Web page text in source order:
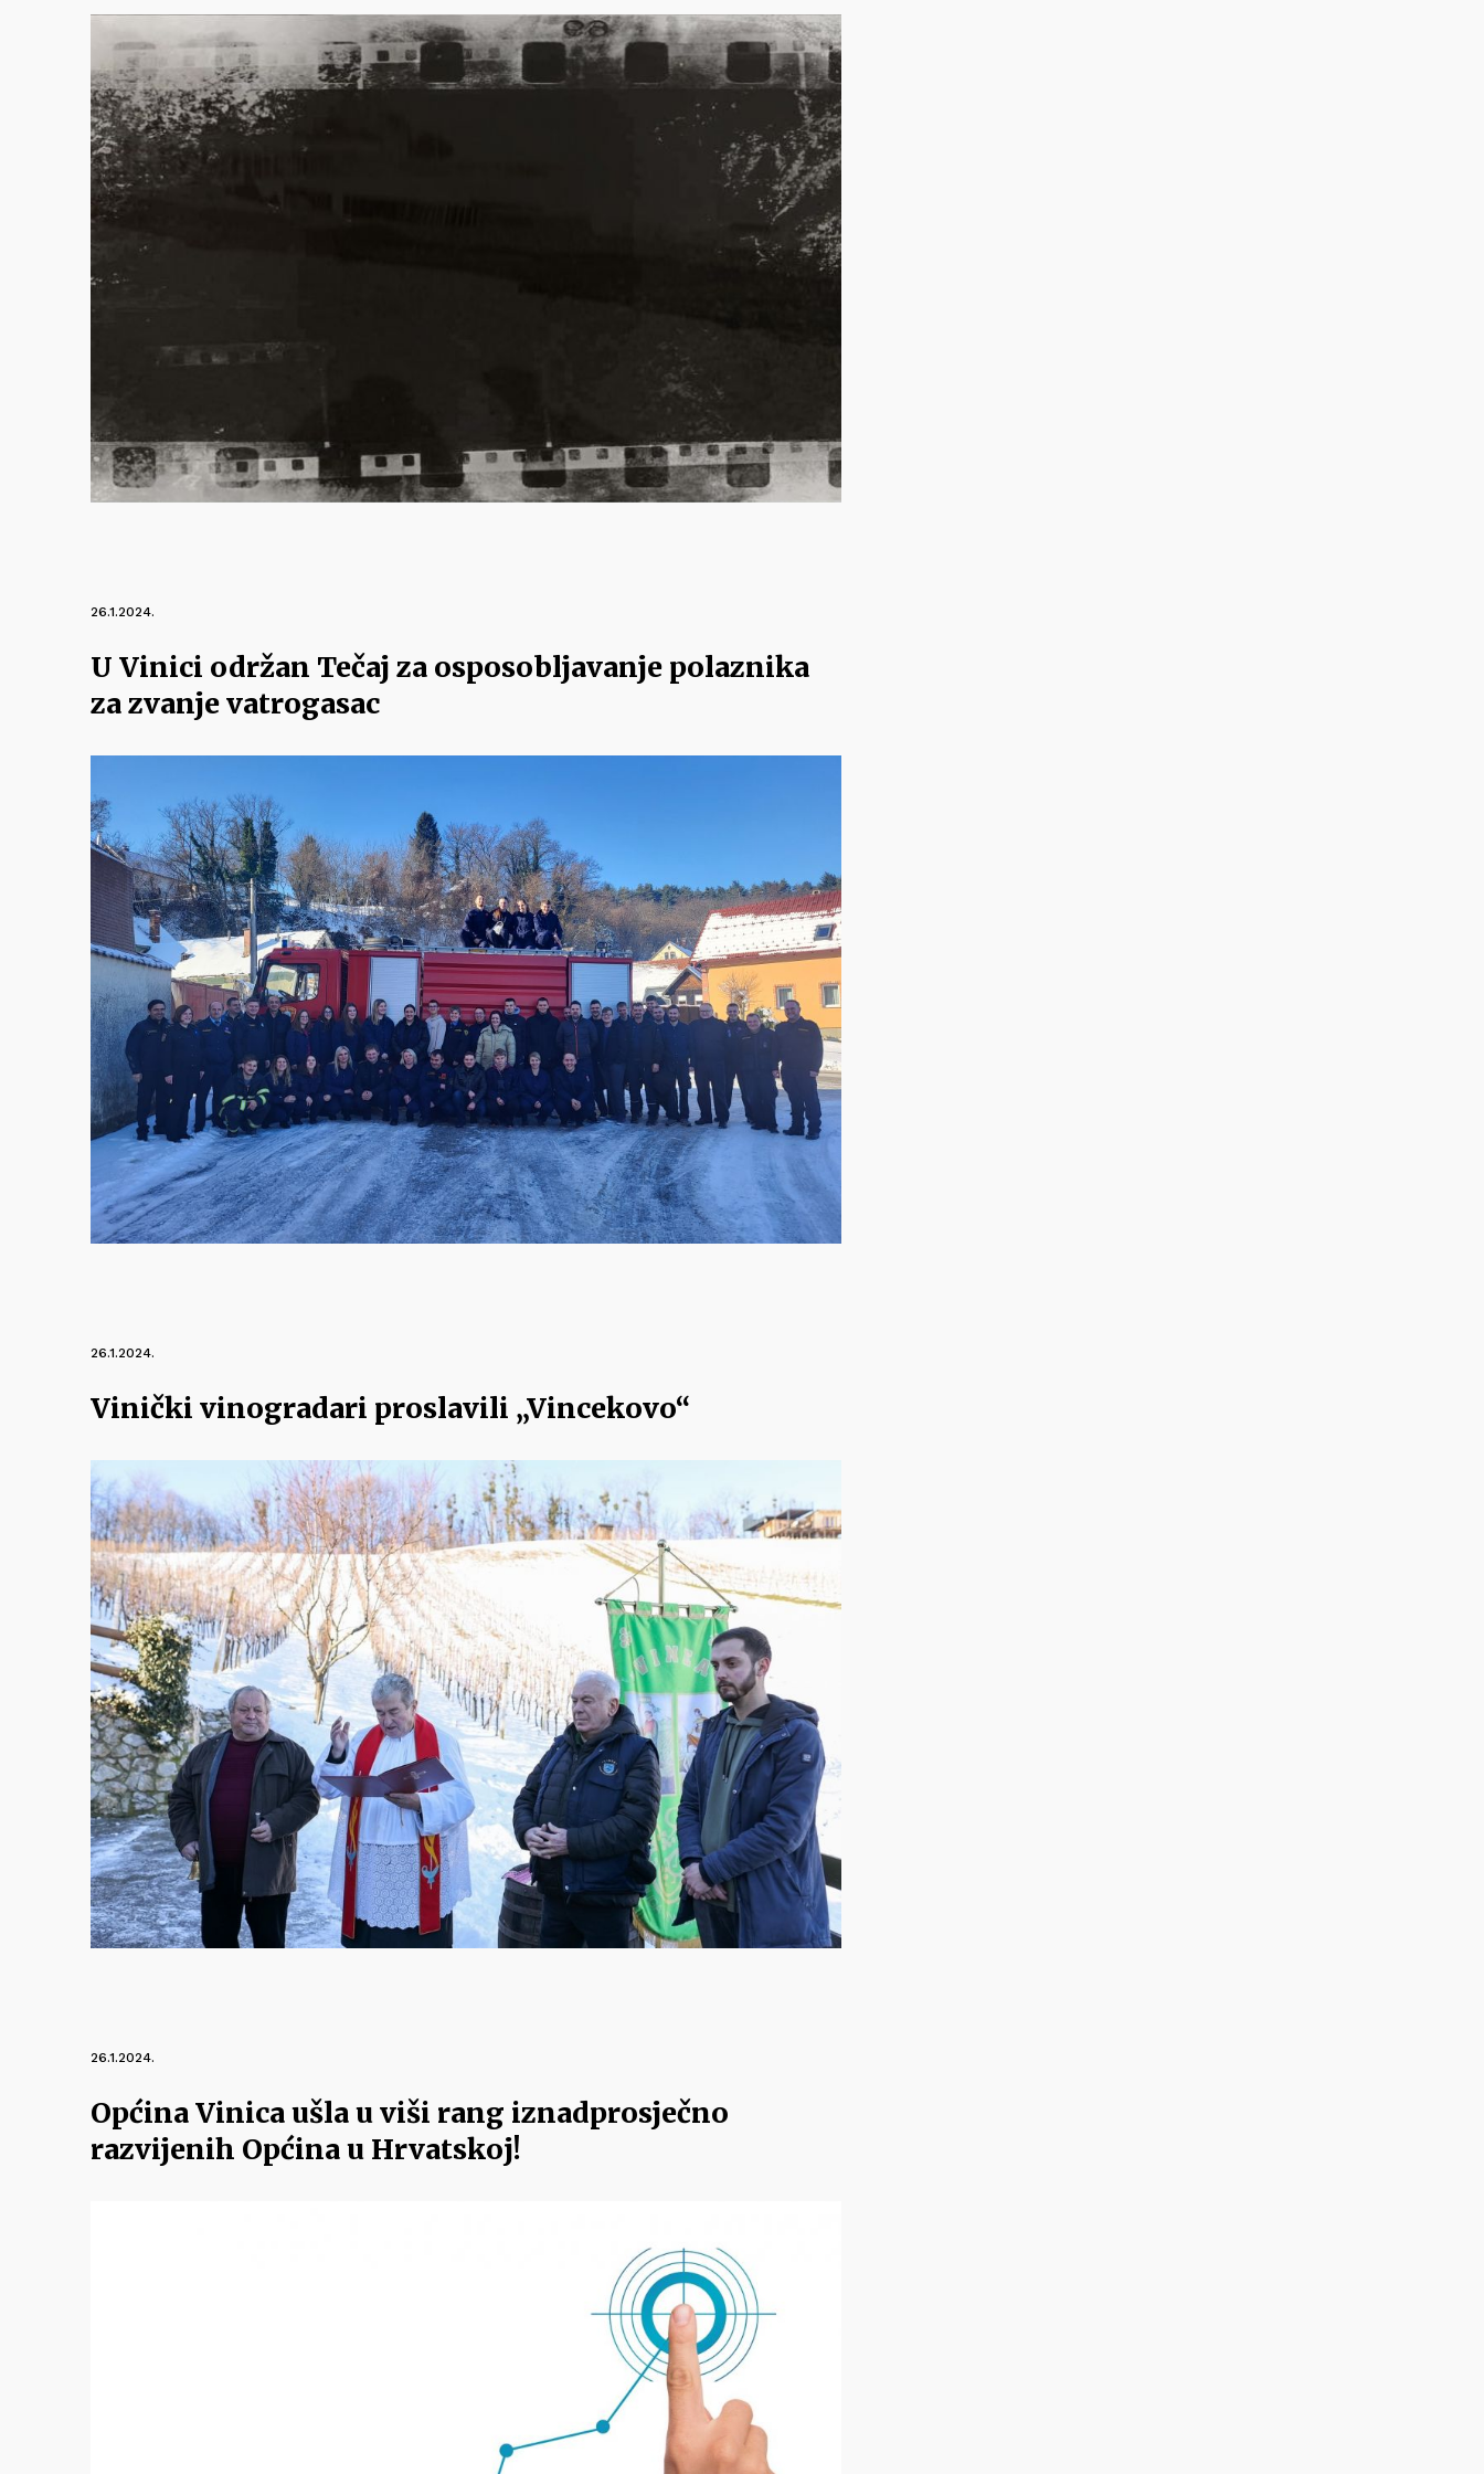
26.1.2024.
U Vinici održan Tečaj za osposobljavanje polaznika
za zvanje vatrogasac
26.1.2024.
Vinički vinogradari proslavili „Vincekovo“
26.1.2024.
Općina Vinica ušla u viši rang iznadprosječno
razvijenih Općina u Hrvatskoj!